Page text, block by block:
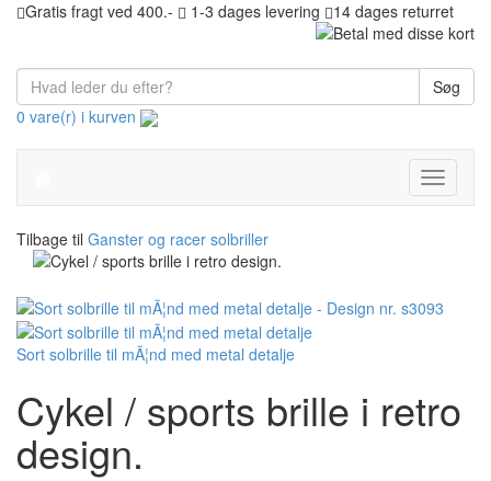
Gratis fragt ved 400.- 1-3 dages levering 14 dages returret
Søg
0 vare(r) i kurven
Toggle
Tilbage til Ganster og racer solbriller
Sort solbrille til mÃ¦nd med metal detalje
Cykel / sports brille i retro
design.